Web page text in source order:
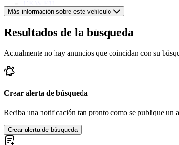
DKW F5
DKW Munga
DKW Schnellaster
Más información sobre este vehículo
Resultados de la búsqueda
Actualmente no hay anuncios que coincidan con su
Crear alerta de búsqueda
Reciba una notificación tan pronto como se publique un
Crear alerta de búsqueda